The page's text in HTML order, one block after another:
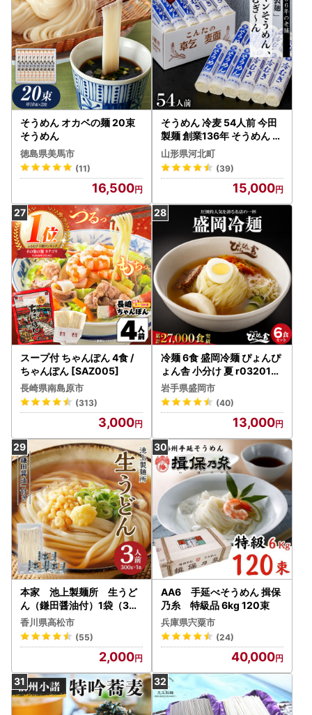
そうめん オカベの麺 20束
そうめん
徳島県美馬市
(11)
16,500
そうめん 冷麦 54人前 今田
製麺 創業136年 そうめん 冷
むぎ セット
山形県河北町
(39)
15,000
スープ付 ちゃんぽん 4食 /
ちゃんぽん [SAZ005]
長崎県南島原市
(313)
3,000
冷麺 6食 盛岡冷麺 ぴょんぴ
ょん舎 小分け 夏 r032018
00202
岩手県盛岡市
(40)
13,000
本家 池上製麺所 生うど
ん（鎌田醤油付）1袋（3人
前） うどん
香川県高松市
(55)
2,000
AA6 手延べそうめん 揖保
乃糸 特級品 6kg 120束
兵庫県宍粟市
(24)
40,000